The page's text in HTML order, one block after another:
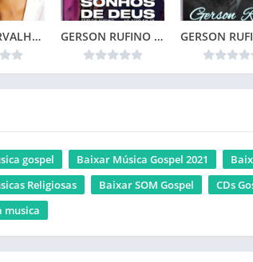
MYLLA KARVALHO – MINHA VIDA GERSON RUFINO – SONHOS DE DEUS (2024)
gospel Baixar Música Gospel 2021
Religiosas
Baixar SOM Gospel CDs
musica